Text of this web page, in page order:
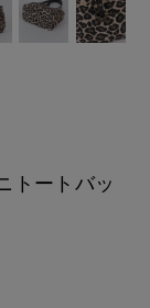
トートバッ